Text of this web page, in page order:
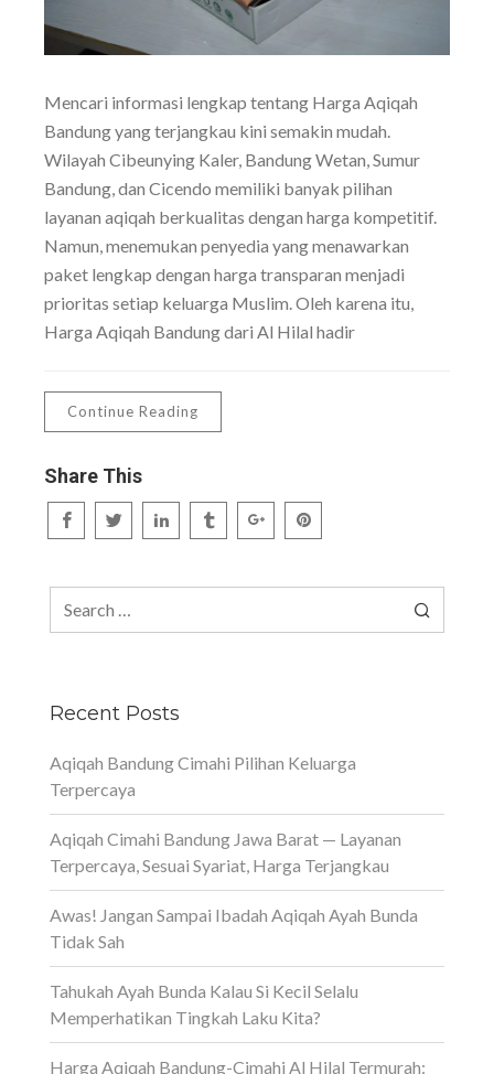
Mencari informasi lengkap tentang Harga Aqiqah
Bandung yang terjangkau kini semakin mudah.
Wilayah Cibeunying Kaler, Bandung Wetan, Sumur
Bandung, dan Cicendo memiliki banyak pilihan
layanan aqiqah berkualitas dengan harga kompetitif.
Namun, menemukan penyedia yang menawarkan
paket lengkap dengan harga transparan menjadi
prioritas setiap keluarga Muslim. Oleh karena itu,
Harga Aqiqah Bandung dari Al Hilal hadir
Continue Reading
Share This
Recent Posts
Aqiqah Bandung Cimahi Pilihan Keluarga
Terpercaya
Aqiqah Cimahi Bandung Jawa Barat — Layanan
Terpercaya, Sesuai Syariat, Harga Terjangkau
Awas! Jangan Sampai Ibadah Aqiqah Ayah Bunda
Tidak Sah
Tahukah Ayah Bunda Kalau Si Kecil Selalu
Memperhatikan Tingkah Laku Kita?
Harga Aqiqah Bandung-Cimahi Al Hilal Termurah: